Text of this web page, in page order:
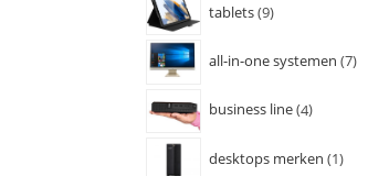
tablets 9
all-in-one systemen 7
business line 4
desktops merken 1